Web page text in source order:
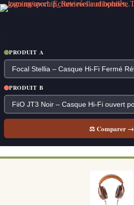
Passer
au
PRODUIT A
PRODUIT B
⚖ Comparer →